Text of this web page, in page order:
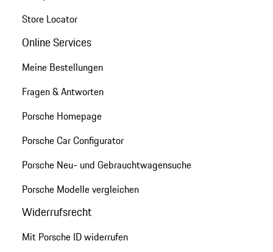
Store Locator
Online Services
Meine Bestellungen
Fragen & Antworten
Porsche Homepage
Porsche Car Configurator
Porsche Neu- und Gebrauchtwagensuche
Porsche Modelle vergleichen
Widerrufsrecht
Mit Porsche ID widerrufen